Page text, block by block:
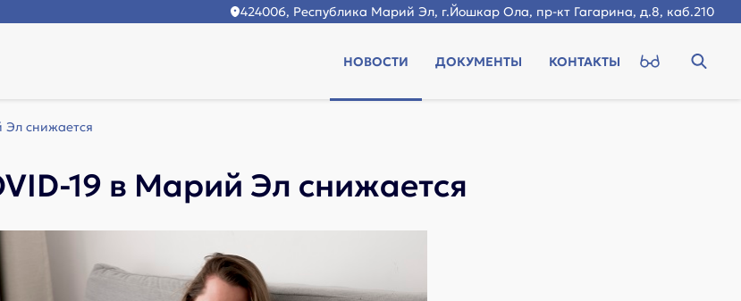
424006, Республика Марий Эл, г.Йошкар Ола, пр-кт Гагарина, д.8, каб.210
НОВОСТИ ДОКУМЕНТЫ КОНТАКТЫ
Эл снижается
19 в Марий Эл снижается